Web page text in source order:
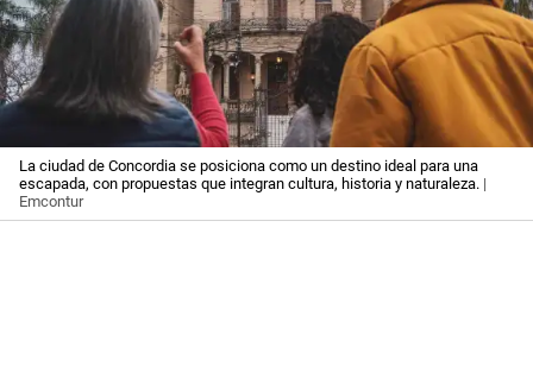
La ciudad de Concordia se posiciona como un destino ideal para una
escapada, con propuestas que integran cultura, historia y naturaleza. |
Emcontur